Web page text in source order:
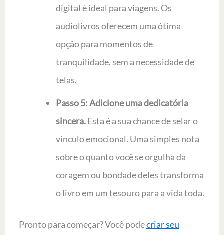
digital é ideal para viagens. Os
audiolivros oferecem uma ótima
opção para momentos de
tranquilidade, sem a necessidade de
telas.
Passo 5: Adicione uma dedicatória
sincera.Esta é a sua chance de selar o
vínculo emocional. Uma simples nota
sobre o quanto você se orgulha da
coragem ou bondade deles transforma
o livro em um tesouro para a vida toda.
Pronto para começar? Você podecriar seu